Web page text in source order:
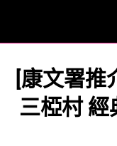
[康文署推
三椏村 經